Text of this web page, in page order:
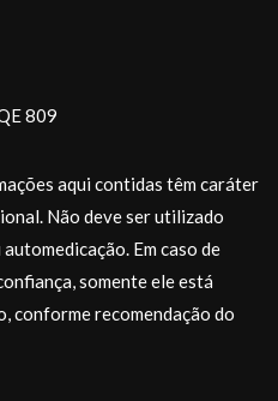
809
aqui contidas têm caráter
Não deve ser utilizado
Em caso de
somente ele está
conforme recomendação do